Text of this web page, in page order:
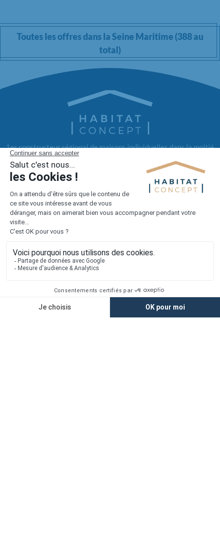
Toutes les offres dans la Seine Maritime (388 au
total)
1er constructeur régional de maisons individuelles dans la moitié
Liens utiles
Alertes offres
Newsletter
Vie privée